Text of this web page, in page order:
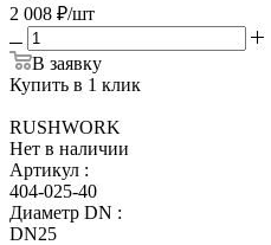
2 008 ₽/шт
В заявку
Купить в 1 клик
RUSHWORK
Нет в наличии
Артикул :
404-025-40
Диаметр DN :
DN25